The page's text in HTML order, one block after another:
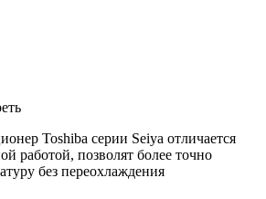
Toshiba серии Seiya отличается
работой, позволят более точно
без переохлаждения